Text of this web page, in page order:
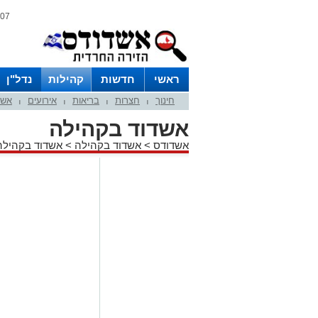
07 אוגוסט 2026 / 23:59
ראשי חדשות קהילות נדל"ן
חינוך חצרות בריאות אירועים
אשדוד בקהילה
אשדודס > אשדוד בקהילה > אשדוד